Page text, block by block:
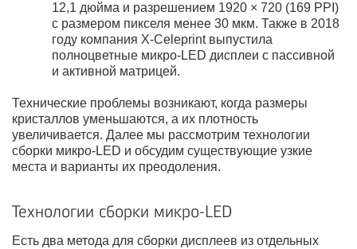
12,1 дюйма и разрешением 1920 × 720 (169 PPI)
с размером пикселя менее 30 мкм. Также в 2018
году компания X-Celeprint выпустила
полноцветные микро-LED дисплеи с пассивной
и активной матрицей.
Технические проблемы возникают, когда размеры
кристаллов уменьшаются, а их плотность
увеличивается. Далее мы рассмотрим технологии
сборки микро-LED и обсудим существующие узкие
места и варианты их преодоления.
Технологии сборки микро-LED
Есть два метода для сборки дисплеев из отдельных